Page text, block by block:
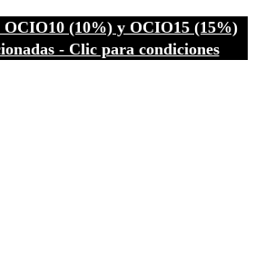
OCIO10 (10%) y OCIO15 (15%)
- Clic para condiciones